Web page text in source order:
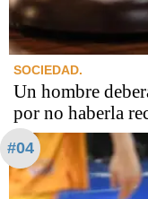
SOCIEDAD.
Un hombre
por no haberla
#04